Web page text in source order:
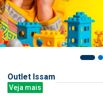
Outlet Issam
Veja mais